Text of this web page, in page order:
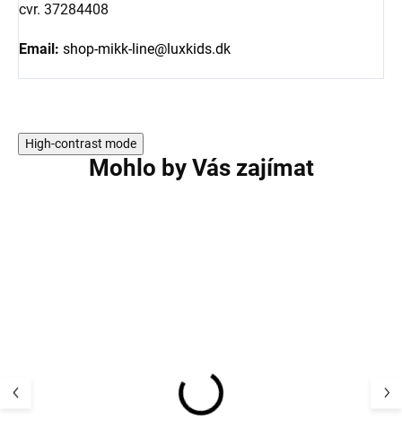
cvr. 37284408
Email: shop-mikk-line@luxkids.dk
High-contrast mode
Mohlo by Vás zajímat